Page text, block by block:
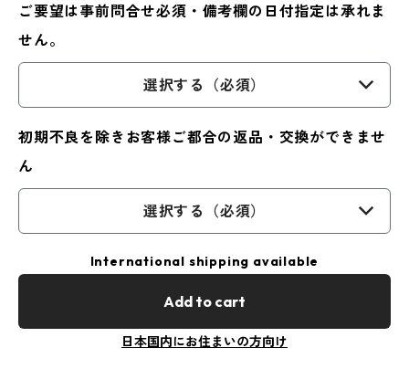
ご要望は事前問合せ必須・備考欄の日付指定は承れま
せん。
選択する（必須）
初期不良を除きお客様ご都合の返品・交換ができませ
ん
選択する（必須）
International shipping available
Add to cart
日本国内にお住まいの方向け